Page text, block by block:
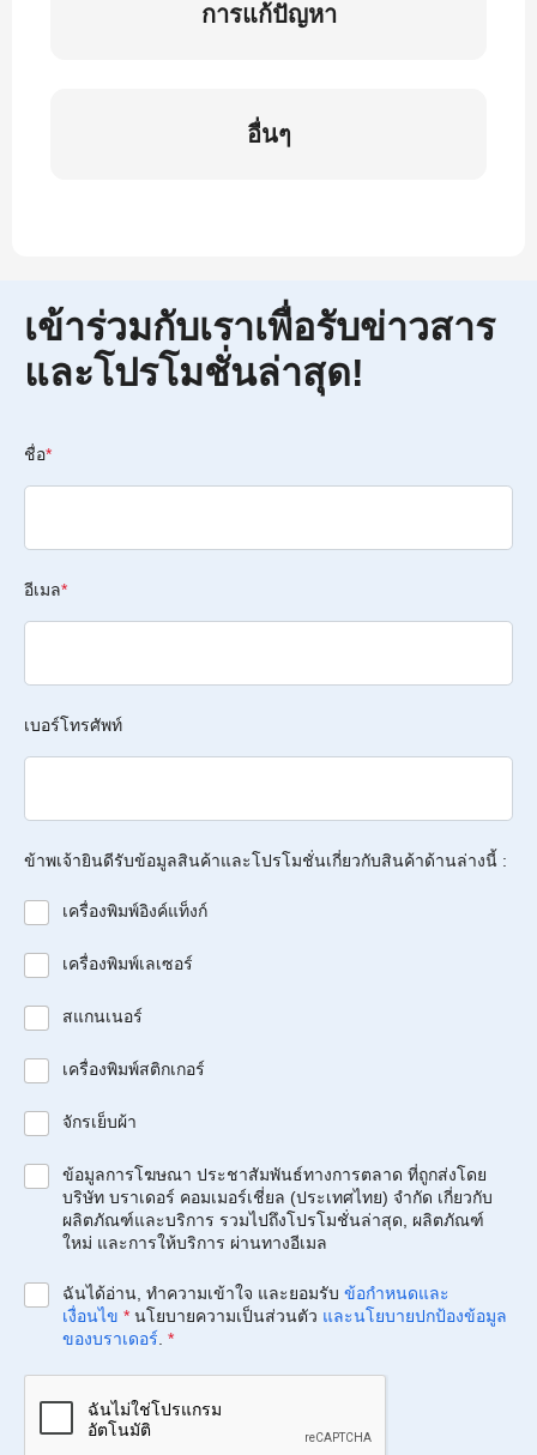
การแก้ปัญหา
อื่นๆ
เข้าร่วมกับเราเพื่อรับข่าวสาร
และโปรโมชั่นล่าสุด!
ชื่อ*
อีเมล*
เบอร์โทรศัพท์
ข้าพเจ้ายินดีรับข้อมูลสินค้าและโปรโมชั่นเกี่ยวกับสินค้าด้านล่างนี้ :
เครื่องพิมพ์อิงค์แท็งก์
เครื่องพิมพ์เลเซอร์
สแกนเนอร์
เครื่องพิมพ์สติกเกอร์
จักรเย็บผ้า
ข้อมูลการโฆษณา ประชาสัมพันธ์ทางการตลาด ที่ถูกส่งโดย
บริษัท บราเดอร์ คอมเมอร์เชี่ยล (ประเทศไทย) จำกัด เกี่ยวกับ
ผลิตภัณฑ์และบริการ รวมไปถึงโปรโมชั่นล่าสุด, ผลิตภัณฑ์
ใหม่ และการให้บริการ ผ่านทางอีเมล
ฉันได้อ่าน, ทำความเข้าใจ และยอมรับ ข้อกำหนดและ
เงื่อนไข * นโยบายความเป็นส่วนตัว และนโยบายปกป้องข้อมูล
ของบราเดอร์ *